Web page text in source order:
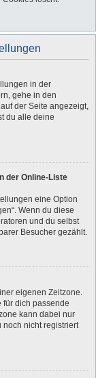
in der
gehe in den
der Seite angezeigt,
du alle deine
der Online-Liste
eine Option
Wenn du diese
und du selbst
Besucher gezählt.
eigenen Zeitzone.
für dich passende
kann dabei nur
noch nicht registriert